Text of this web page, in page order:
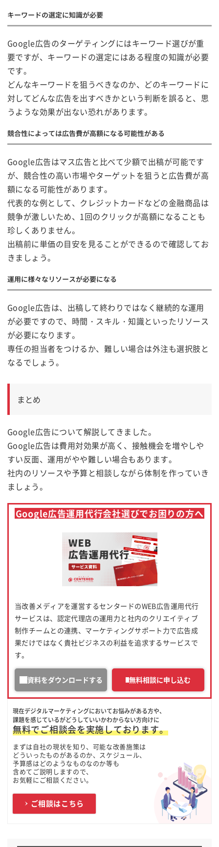
キーワードの選定に知識が必要
Google広告のターゲティングにはキーワード選びが重
要ですが、キーワードの選定にはある程度の知識が必要
です。
どんなキーワードを狙うべきなのか、どのキーワードに
対してどんな広告を出すべきかという判断を誤ると、思
うような効果が出ない恐れがあります。
競合性によっては広告費が高額になる可能性がある
Google広告はマス広告と比べて少額で出稿が可能です
が、競合性の高い市場やターゲットを狙うと広告費が高
額になる可能性があります。
代表的な例として、クレジットカードなどの金融商品は
競争が激しいため、1回のクリックが高額になることも
珍しくありません。
出稿前に単価の目安を見ることができるので確認してお
きましょう。
運用に様々なリソースが必要になる
Google広告は、出稿して終わりではなく継続的な運用
が必要ですので、時間・スキル・知識といったリソース
が必要になります。
専任の担当者をつけるか、難しい場合は外注も選択肢と
なるでしょう。
まとめ
Google広告について解説してきました。
Google広告は費用対効果が高く、接触機会を増やしや
すい反面、運用がやや難しい場合もあります。
社内のリソースや予算と相談しながら体制を作っていき
ましょう。
Google広告運用代行会社選びでお困りの方へ
当改善メディアを運営するセンタードのWEB広告運用代行
サービスは、認定代理店の運用力と社内のクリエイティブ
制作チームとの連携、マーケティングサポート力で広告成
果だけではなく貴社ビジネスの利益を追求するサービスで
す。
資料をダウンロードする 無料相談に申し込む
現在デジタルマーケティングにおいてお悩みがある方や、
課題を感じているがどうしていいかわからない方向けに
無料でご相談会を実施しております。
まずは自社の現状を知り、可能な改善施策は
どういったものがあるのか、スケジュール、
予算感はどのようなものなのか等も
含めてご説明しますので、
お気軽にご相談ください。
ご相談はこちら